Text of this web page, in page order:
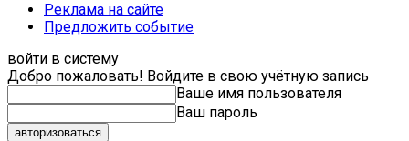
Реклама на сайте
Предложить событие
войти в систему
Добро пожаловать! Войдите в свою учётную запись
Ваше имя пользователя
Ваш пароль